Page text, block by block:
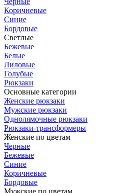
Коричневые
Синие
Бордовые
Светлые
Бежевые
Белые
Лиловые
Голубые
Рюкзаки
Основные категории
Женские рюкзаки
Мужские рюкзаки
Однолямочные рюкзаки
Рюкзаки-трансформеры
Женские по цветам
Черные
Бежевые
Синие
Коричневые
Бордовые
Мужские по цветам